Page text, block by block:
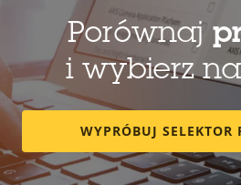
Porównaj
i wybierz
WYPRÓBUJ SELEKTOR